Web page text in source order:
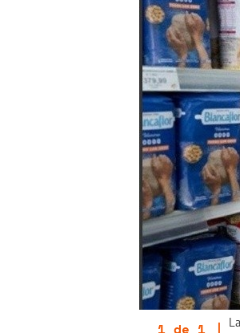
1 de 1 |